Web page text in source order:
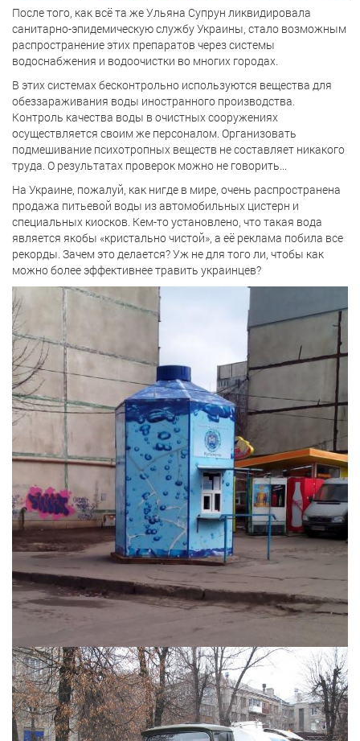
После того, как всё та же Ульяна Супрун ликвидировала
санитарно-эпидемическую службу Украины, стало возможным
распространение этих препаратов через системы
водоснабжения и водоочистки во многих городах.
В этих системах бесконтрольно используются вещества для
обеззараживания воды иностранного производства.
Контроль качества воды в очистных сооружениях
осуществляется своим же персоналом. Организовать
подмешивание психотропных веществ не составляет никакого
труда. О результатах проверок можно не говорить...
На Украине, пожалуй, как нигде в мире, очень распространена
продажа питьевой воды из автомобильных цистерн и
специальных киосков. Кем-то установлено, что такая вода
является якобы «кристально чистой», а её реклама побила все
рекорды. Зачем это делается? Уж не для того ли, чтобы как
можно более эффективнее травить украинцев?